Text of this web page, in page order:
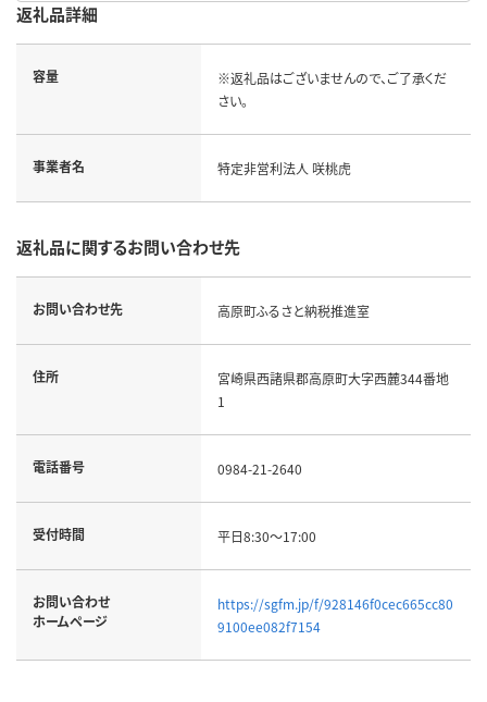
返礼品詳細
容量
※返礼品はございませんので、ご了承くだ
さい。
事業者名 特定非営利法人 咲桃虎
返礼品に関するお問い合わせ先
お問い合わせ先 高原町ふるさと納税推進室
住所
宮崎県西諸県郡高原町大字西麓344番地
1
電話番号 0984-21-2640
受付時間 平日8:30～17:00
お問い合わせ
ホームページ
https://sgfm.jp/f/928146f0cec665cc80
9100ee082f7154